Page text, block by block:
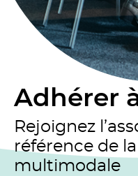
Adhérer
Rejoignez
référence de
multimodale